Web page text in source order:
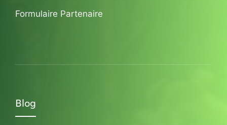
Formulaire Partenaire
Blog